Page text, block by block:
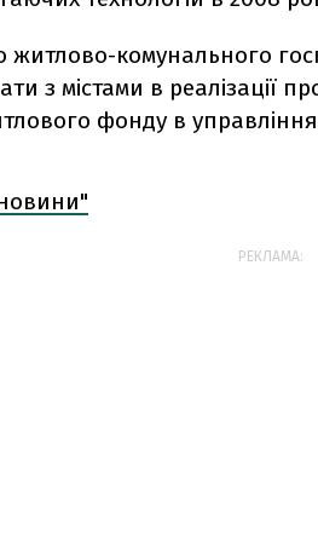
житлово-комунального
з містами в реалізації
фонду в
РЕКЛАМА: